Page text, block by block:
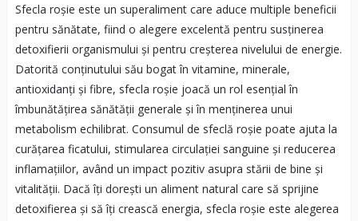
Sfecla roșie este un superaliment care aduce multiple beneficii
pentru sănătate, fiind o alegere excelentă pentru susținerea
detoxifierii organismului și pentru creșterea nivelului de energie.
Datorită conținutului său bogat în vitamine, minerale,
antioxidanți și fibre, sfecla roșie joacă un rol esențial în
îmbunătățirea sănătății generale și în menținerea unui
metabolism echilibrat. Consumul de sfeclă roșie poate ajuta la
curățarea ficatului, stimularea circulației sanguine și reducerea
inflamațiilor, având un impact pozitiv asupra stării de bine și
vitalității. Dacă îți dorești un aliment natural care să sprijine
detoxifierea și să îți crească energia, sfecla roșie este alegerea